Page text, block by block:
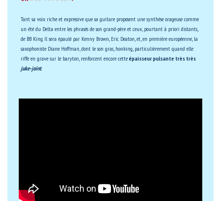
Tant sa voix riche et expressive que sa guitare proposent une synthèse orageuse comme
un été du Delta entre les phrasés de son grand-père et ceux, pourtant à priori distants,
de BB King. Il sera épaulé par Kenny Brown, Eric Deaton, et, en première européenne, la
saxophoniste Diane Hoffman, dont le son gras, honking, particulièrement quand elle
riffe en grave sur le baryton, renforcent encore cetteépaisseur pulsante très très
juke-joint.